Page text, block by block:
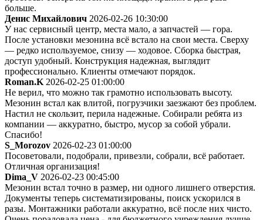
больше.
Денис Михайлович 2026-02-26 10:30:00
У нас сервисный центр, места мало, а запчастей — гора.
После установки мезонина всё встало на свои места. Сверху
— редко используемое, снизу — ходовое. Сборка быстрая,
доступ удобный. Конструкция надежная, выглядит
профессионально. Клиенты отмечают порядок.
Roman.K 2026-02-25 01:00:00
Не верил, что можно так грамотно использовать высоту.
Мезонин встал как влитой, погрузчики заезжают без проблем.
Настил не скользит, перила надежные. Собирали ребята из
компании — аккуратно, быстро, мусор за собой убрали.
Спасибо!
S_Morozov 2026-02-23 01:00:00
Посоветовали, подобрали, привезли, собрали, всё работает.
Отличная организация!
Dima_V 2026-02-23 00:45:00
Мезонин встал точно в размер, ни одного лишнего отверстия.
Документы теперь систематизированы, поиск ускорился в
разы. Монтажники работали аккуратно, всё после них чисто.